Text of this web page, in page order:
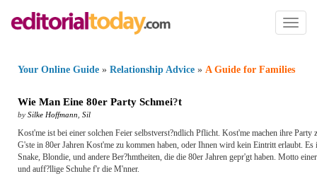
Toggle
Your Online Guide » Relationship Advice » A Guide for Families
Wie Man Eine 80er Party Schmei?t
by Silke Hoffmann Sil
Kost'me ist bei einer solchen Feier selbstverst?ndlich Pflicht. Kost'me machen ihre
G'ste in 80er Jahren Kost'me zu kommen haben, oder Ihnen wird kein Eintritt erlaubt.
Snake, Blondie, und andere Ber?hmtheiten, die die 80er Jahren gepr'gt haben. Motto
und auff?llige Schuhe f'r die M'nner.